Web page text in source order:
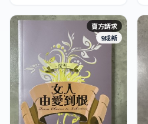
賣方請求
9成新